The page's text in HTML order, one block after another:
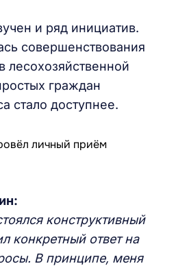
и ряд инициатив.
совершенствования
лесохозяйственной
граждан
стало доступнее.
конструктивный
конкретный ответ на
В принципе, меня